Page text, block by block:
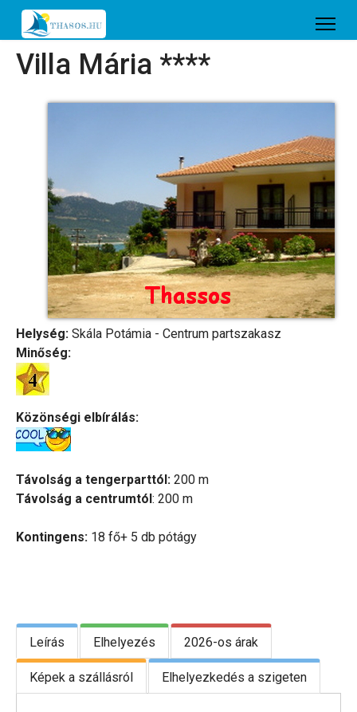
Villa Mária ****
Helység: Skála Potámia - Centrum partszakasz
Minőség:
Közönségi elbírálás:
Távolság a tengerparttól: 200 m
Távolság a centrumtól: 200 m
Kontingens: 18 fő+ 5 db pótágy
Leírás Elhelyezés 2026-os árak
Képek a szállásról Elhelyezkedés a szigeten